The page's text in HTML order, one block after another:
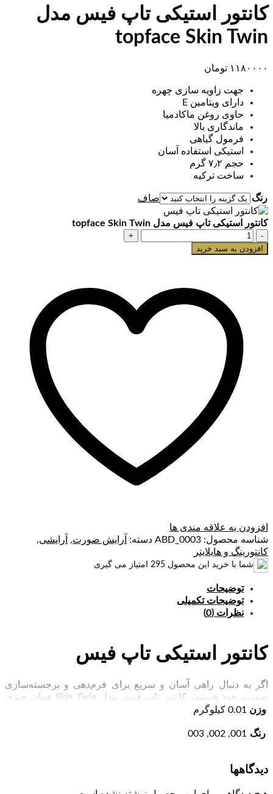
کانتور استیکی تاپ فیس مدل
topface Skin Twin
۱۱۸۰۰۰۰ تومان
جهت زاویه سازی چهره
دارای ویتامین E
حاوی ‌روغن ماکادمیا
ماندگاری بالا
فرمول گیاهی
استیکی استفاده آسان
حجم ۷٫۲ گرم
ساخت ترکیه
رنگ صاف
کانتور استیکی تاپ فیس مدل topface Skin Twin
کانتور
استیکی
Twin
عدد
افزودن به سبد خرید
افزودن به علاقه مندی ها
شناسه محصول: ABD_0003 دسته: آرایش صورت, آرایشی,
کانتورینگ و هایلایتر
شما با خرید این محصول 295 امتیاز می گیری
توضیحات
توضیحات تکمیلی
نظرات (0)
کانتور استیکی تاپ فیس
اگر به دنبال راهی آسان و سریع برای فرم‌دهی و برجسته‌سازی
صورت خود هستید، کانتور تاپ فیس مدل Skin Twin همان چیزی
است که نیاز دارید. این محصول با طراحی استیکی، به شما امکان
بینی و خط فک را به شکلی حرفه‌ای کانتور کنید. یعنی با استفاده از
را بپوشانید. بافت کرمی و نرم آن به‌راحتی روی پوست
وزن 0.01 کیلوگرم
رنگ 001, 002, 003
دیدگاهها